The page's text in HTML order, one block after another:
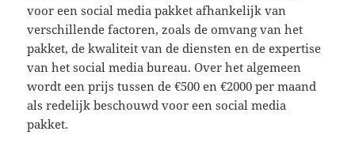
voor een social media pakket afhankelijk van
verschillende factoren, zoals de omvang van het
pakket, de kwaliteit van de diensten en de expertise
van het social media bureau. Over het algemeen
wordt een prijs tussen de €500 en €2000 per maand
als redelijk beschouwd voor een social media
pakket.